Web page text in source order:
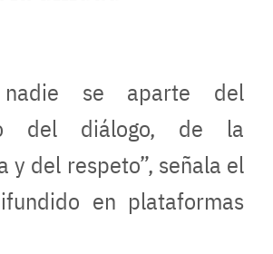
nadie se aparte del
del diálogo, de la
y del respeto”, señala el
en plataformas